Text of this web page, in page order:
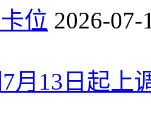
位 2026-07-
月13日起上